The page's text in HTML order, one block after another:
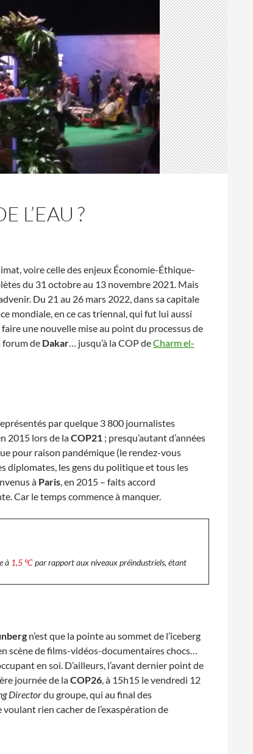
L’EAU ?
voire celle des enjeux Économie-Éthique-
du 31 octobre au 13 novembre 2021. Mais
Du 21 au 26 mars 2022, dans sa capitale
mondiale, en ce cas triennal, qui fut lui aussi
une nouvelle mise au point du processus de
forum de Dakar… jusqu’à la COP deCharm el-
par quelque 3 800 journalistes
2015 lors de laCOP21 ; presqu’autant d’années
pour raison pandémique (le rendez-vous
diplomates, les gens du politique et tous les
à Paris, en 2015 – faits accord
Car le temps commence à manquer.
à 1,5 °Cpar rapport aux niveaux préindustriels, étant
n’est que la pointe au sommet de l’iceberg
scène de films-vidéos-documentaires chocs…
en soi. D’ailleurs, l’avant dernier point de
journée de laCOP26, à 15h15 le vendredi 12
Directordu groupe, qui au final des
rien cacher de l’exaspération de